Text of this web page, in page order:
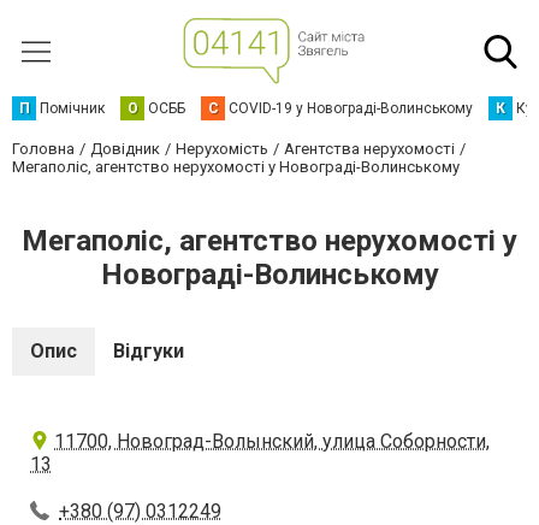
П Помічник О ОСББ C COVID-19 у Новограді-Волинському К
Головна Довідник Нерухомість
Агентства нерухомості
Мегаполіс, агентство нерухомості у Новограді-Волинському
Мегаполіс, агентство нерухомості у
Новограді-Волинському
Опис Відгуки
11700, Новоград-Волынский, улица Соборности,
13
+380 (97) 0312249